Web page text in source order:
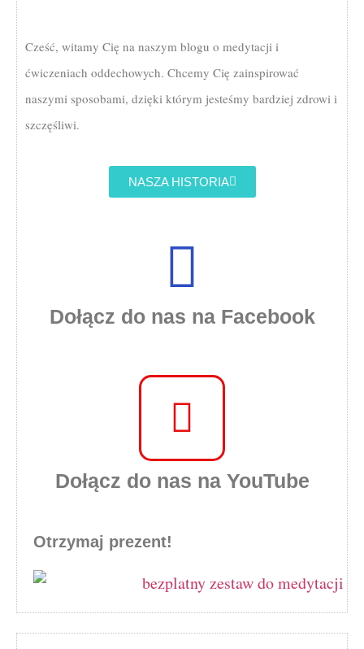
Cześć, witamy Cię na naszym blogu o medytacji i
ćwiczeniach oddechowych. Chcemy Cię zainspirować
naszymi sposobami, dzięki którym jesteśmy bardziej zdrowi i
szczęśliwi.
NASZA HISTORIA
Dołącz do nas na Facebook
Dołącz do nas na YouTube
Otrzymaj prezent!